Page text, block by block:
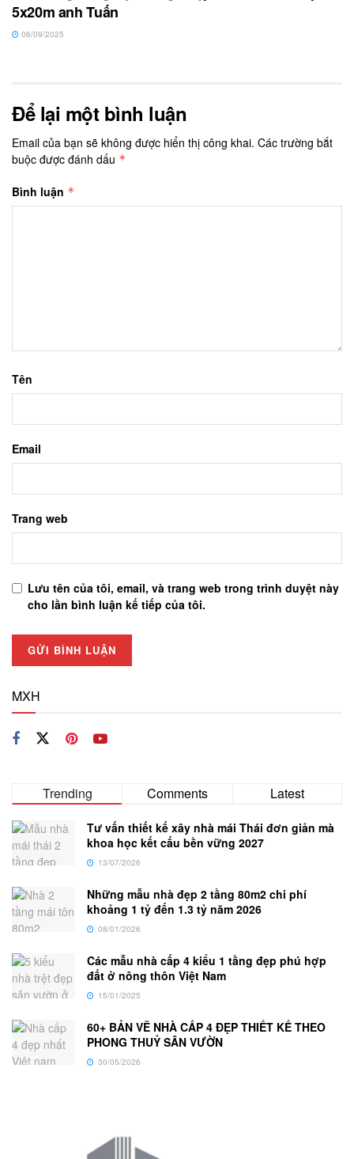
5x20m anh Tuấn
06/09/2025
Để lại một bình luận
Email của bạn sẽ không được hiển thị công khai. Các trường bắt
buộc được đánh dấu *
Bình luận *
Tên
Email
Trang web
Lưu tên của tôi, email, và trang web trong trình duyệt này
cho lần bình luận kế tiếp của tôi.
MXH
Trending Comments Latest
Tư vấn thiết kế xây nhà mái Thái đơn giản mà
khoa học kết cấu bền vững 2027
13/07/2026
Những mẫu nhà đẹp 2 tầng 80m2 chi phí
khoảng 1 tỷ đến 1.3 tỷ năm 2026
08/01/2026
Các mẫu nhà cấp 4 kiểu 1 tầng đẹp phú hợp
đất ở nông thôn Việt Nam
15/01/2025
60+ BẢN VẼ NHÀ CẤP 4 ĐẸP THIẾT KẾ THEO
PHONG THUỶ SÂN VƯỜN
30/05/2026